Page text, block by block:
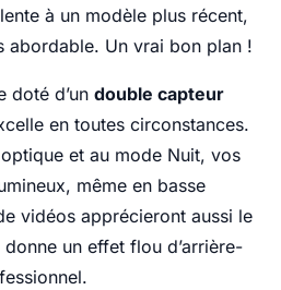
à un modèle plus récent,
abordable. Un vrai bon plan !
doté d’un double capteur
en toutes circonstances.
et au mode Nuit, vos
même en basse
vidéos apprécieront aussi le
un effet flou d’arrière-